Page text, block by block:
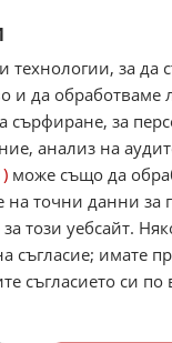
в София
и
4 640
37
на трафик
за
за да
и да
сърфиране, за
анализ на
може също да
точни данни за
този уебсайт.
съгласие; имате
съгласието си по